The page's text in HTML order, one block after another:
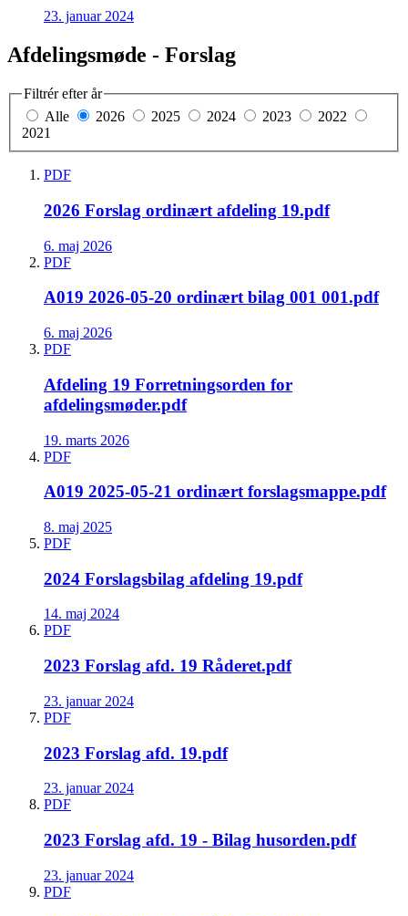
23. januar 2024
Afdelingsmøde - Forslag
Filtrér efter år
Alle
2026 2025 2024 2023
2022
2021
PDF
2026 Forslag ordinært afdeling 19.pdf
6. maj 2026
PDF
A019 2026-05-20 ordinært bilag 001 001.pdf
6. maj 2026
PDF
Afdeling 19 Forretningsorden for
afdelingsmøder.pdf
19. marts 2026
PDF
A019 2025-05-21 ordinært forslagsmappe.pdf
8. maj 2025
PDF
2024 Forslagsbilag afdeling 19.pdf
14. maj 2024
PDF
2023 Forslag afd. 19 Råderet.pdf
23. januar 2024
PDF
2023 Forslag afd. 19.pdf
23. januar 2024
PDF
2023 Forslag afd. 19 - Bilag husorden.pdf
23. januar 2024
PDF